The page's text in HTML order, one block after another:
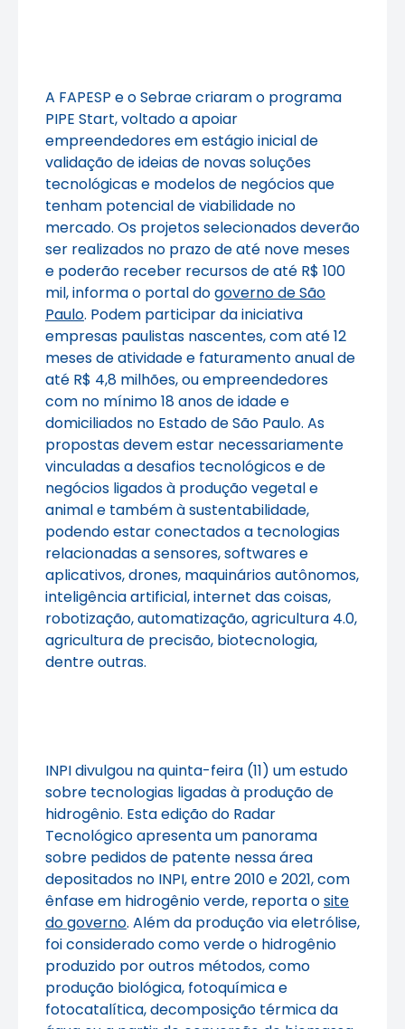
A FAPESP e o Sebrae criaram o programa
PIPE Start, voltado a apoiar
empreendedores em estágio inicial de
validação de ideias de novas soluções
tecnológicas e modelos de negócios que
tenham potencial de viabilidade no
mercado. Os projetos selecionados deverão
ser realizados no prazo de até nove meses
e poderão receber recursos de até R$ 100
mil, informa o portal dogoverno de São
Paulo. Podem participar da iniciativa
empresas paulistas nascentes, com até 12
meses de atividade e faturamento anual de
até R$ 4,8 milhões, ou empreendedores
com no mínimo 18 anos de idade e
domiciliados no Estado de São Paulo. As
propostas devem estar necessariamente
vinculadas a desafios tecnológicos e de
negócios ligados à produção vegetal e
animal e também à sustentabilidade,
podendo estar conectados a tecnologias
relacionadas a sensores, softwares e
aplicativos, drones, maquinários autônomos,
inteligência artificial, internet das coisas,
robotização, automatização, agricultura 4.0,
agricultura de precisão, biotecnologia,
dentre outras.
INPI divulgou na quinta-feira (11) um estudo
sobre tecnologias ligadas à produção de
hidrogênio. Esta edição do Radar
Tecnológico apresenta um panorama
sobre pedidos de patente nessa área
depositados no INPI, entre 2010 e 2021, com
ênfase em hidrogênio verde, reporta osite
do governo. Além da produção via eletrólise,
foi considerado como verde o hidrogênio
produzido por outros métodos, como
produção biológica, fotoquímica e
fotocatalítica, decomposição térmica da